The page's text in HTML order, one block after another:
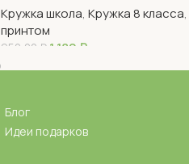
Кружка школа, Кружка 8 класса,
принтом
950,00 ₽ 1 180 ₽
В Корзину
Блог
Идеи подарков